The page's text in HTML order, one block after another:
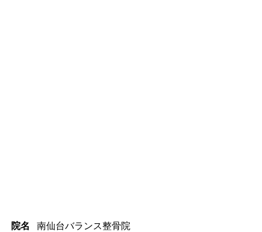
院名
南仙台バランス整骨院